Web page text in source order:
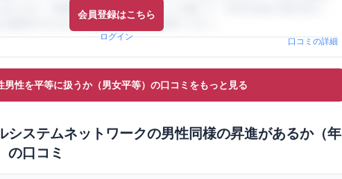
会員登録はこちら
ログイン
あります。先輩社員（元社員）の口コミを通して、本当の会社の姿を知り、
解消するために、ぜひサイトをご活用ください。
口コミの詳細
男性を平等に扱うか（男女平等）の口コミをもっと見る
システムネットワークの男性同様の昇進があるか（年
の口コミ